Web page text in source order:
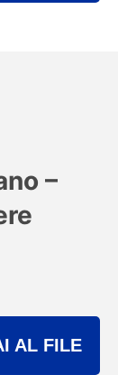
–
AL FILE